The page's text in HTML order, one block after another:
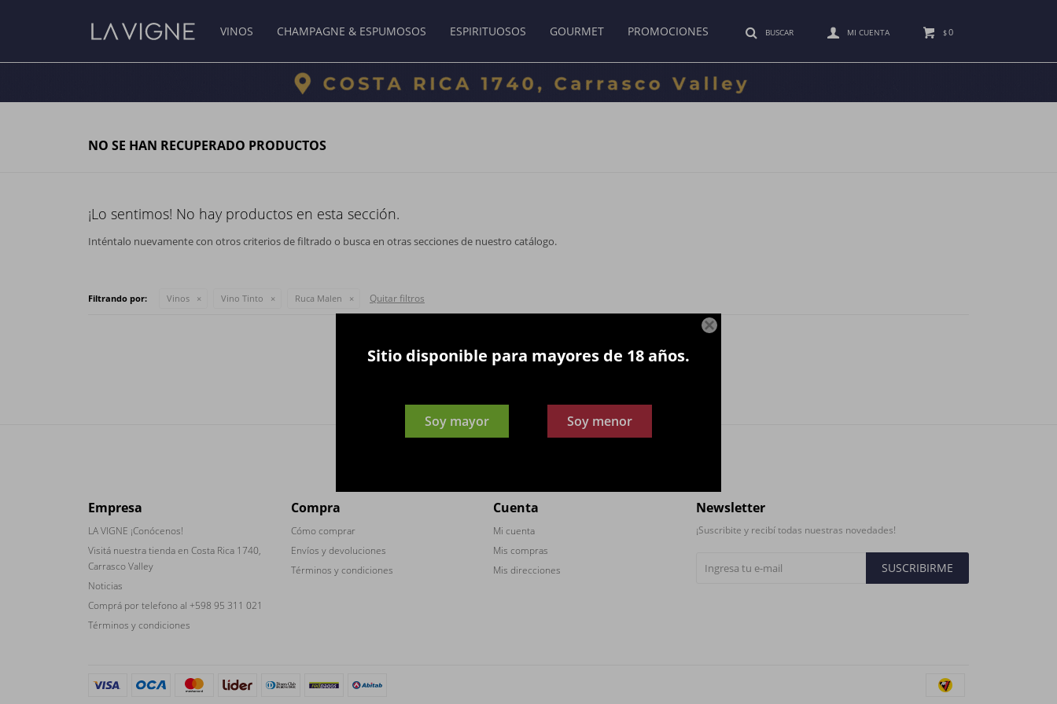

Sitio disponible para mayores de 18 años.
Soy mayor Soy menor
VINOS CHAMPAGNE & ESPUMOSOS ESPIRITUOSOS GOURMET PROMOCIONES $0
NO SE HAN RECUPERADO PRODUCTOS
¡Lo sentimos! No hay productos en esta sección.
Inténtalo nuevamente con otros criterios de filtrado o busca en otras secciones de nuestro catálogo.
Filtrando por: Vinos Vino Tinto Ruca Malen Quitar filtros
Empresa
LA VIGNE ¡Conócenos!
Visitá nuestra tienda en Costa Rica 1740,
Carrasco Valley
Noticias
Comprá por telefono al +598 95 311 021
Términos y condiciones
Compra
Cómo comprar
Envíos y devoluciones
Términos y condiciones
Cuenta
Mi cuenta
Mis compras
Mis direcciones
Newsletter
¡Suscribite y recibí todas nuestras novedades!
SUSCRIBIRME